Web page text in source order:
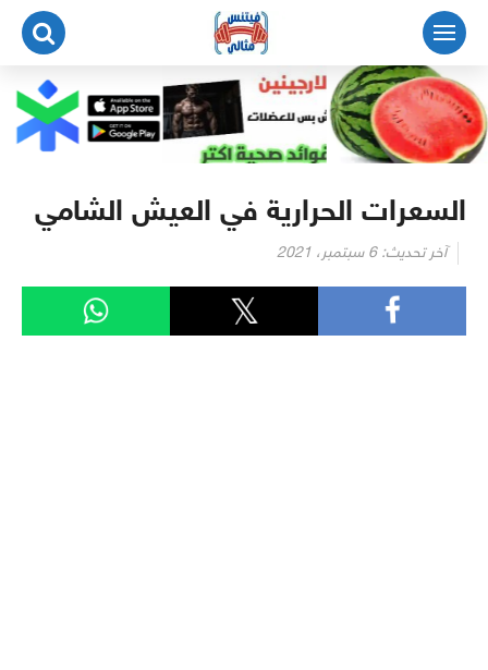
التجاوز
المحتوى
السعرات الحرارية في العيش الشامي
آخر تحديث: 6 سبتمبر، 2021